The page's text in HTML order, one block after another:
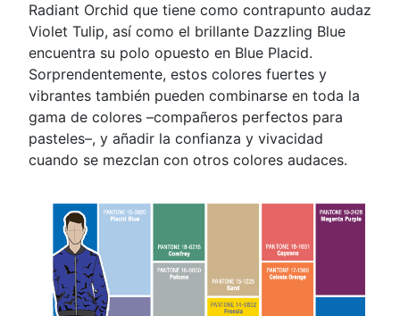
Radiant Orchid que tiene como contrapunto audaz
Violet Tulip, así como el brillante Dazzling Blue
encuentra su polo opuesto en Blue Placid.
Sorprendentemente, estos colores fuertes y
vibrantes también pueden combinarse en toda la
gama de colores –compañeros perfectos para
pasteles–, y añadir la confianza y vivacidad
cuando se mezclan con otros colores audaces.